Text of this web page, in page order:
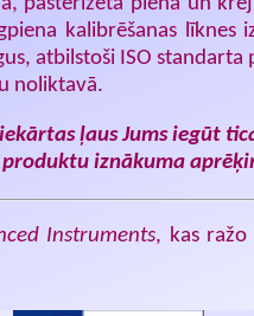
pasterizēta piena un
kalibrēšanas līknes
atbilstoši ISO standarta
noliktavā.
ļaus Jums iegūt
iznākuma
Instruments, kas ražo